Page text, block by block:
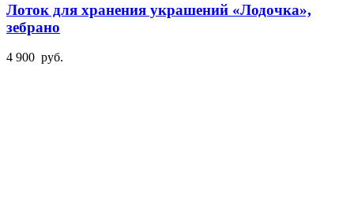
Лоток для хранения украшений «Лодочка»,
зебрано
4 900 руб.